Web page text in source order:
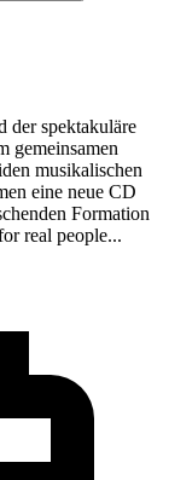
der spektakuläre
gemeinsamen
musikalischen
eine neue CD
Formation
real people...